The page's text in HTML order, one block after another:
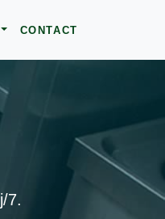
CONTACT
7.